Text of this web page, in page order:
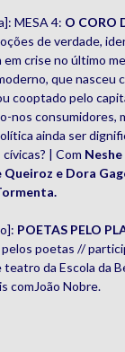
MESA 4: O CORO
de verdade,
crise no último
que nasceu
cooptado pelo
nos consumidores,
ainda ser
| Com Neshe
Queiroz e Dora
POETAS PELO
poetas //
teatro da Escola da
comJoão Nobre.